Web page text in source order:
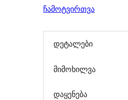
ჩამოტვირთვა
დეტალები
მიმოხილვა
დაყენება